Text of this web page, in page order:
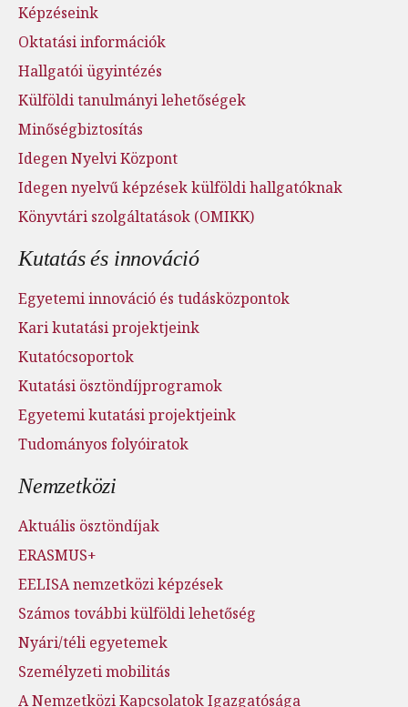
Képzéseink
Oktatási információk
Hallgatói ügyintézés
Külföldi tanulmányi lehetőségek
Minőségbiztosítás
Idegen Nyelvi Központ
Idegen nyelvű képzések külföldi hallgatóknak
Könyvtári szolgáltatások (OMIKK)
Kutatás és innováció
Egyetemi innováció és tudásközpontok
Kari kutatási projektjeink
Kutatócsoportok
Kutatási ösztöndíjprogramok
Egyetemi kutatási projektjeink
Tudományos folyóiratok
Nemzetközi
Aktuális ösztöndíjak
ERASMUS+
EELISA nemzetközi képzések
Számos további külföldi lehetőség
Nyári/téli egyetemek
Személyzeti mobilitás
A Nemzetközi Kapcsolatok Igazgatósága